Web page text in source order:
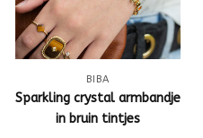
BIBA
Sparkling crystal armbandje
in bruin tintjes